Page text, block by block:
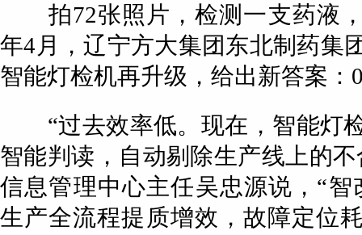
拍72张照片，检测一支药液，
年4月，辽宁方大集团东北制药集
智能灯检机再升级，给出新答案：
“过去效率低。现在，智能灯
智能判读，自动剔除生产线上的
信息管理中心主任吴忠源说，“智
生产全流程提质增效，故障定位